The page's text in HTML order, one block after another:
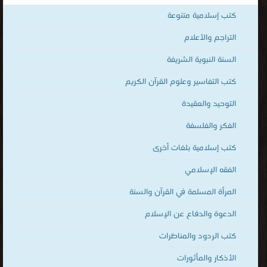
كتب التنمية البشرية الإسلامية